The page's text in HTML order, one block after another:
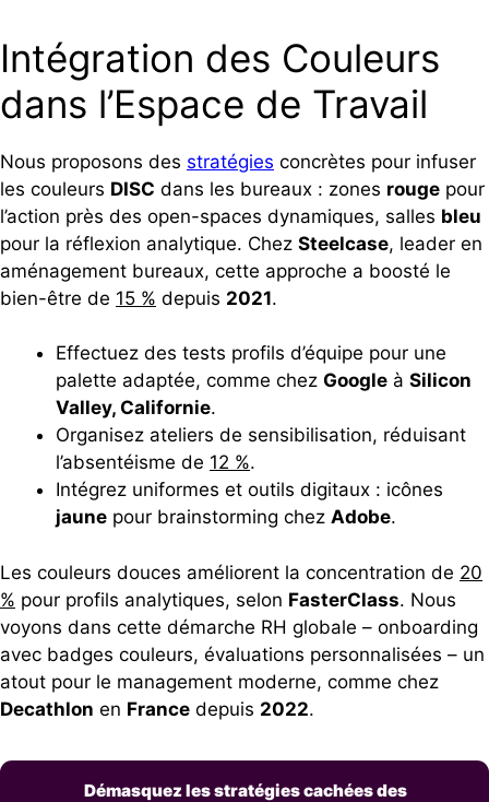
Intégration des Couleurs
dans l’Espace de Travail
Nous proposons des stratégies concrètes pour infuser
les couleurs DISC dans les bureaux : zones rouge pour
l’action près des open-spaces dynamiques, salles bleu
pour la réflexion analytique. Chez Steelcase, leader en
aménagement bureaux, cette approche a boosté le
bien-être de 15 % depuis 2021.
Effectuez des tests profils d’équipe pour une
palette adaptée, comme chez Google à Silicon
Valley, Californie.
Organisez ateliers de sensibilisation, réduisant
l’absentéisme de 12 %.
Intégrez uniformes et outils digitaux : icônes
jaune pour brainstorming chez Adobe.
Les couleurs douces améliorent la concentration de 20
% pour profils analytiques, selon FasterClass. Nous
voyons dans cette démarche RH globale – onboarding
avec badges couleurs, évaluations personnalisées – un
atout pour le management moderne, comme chez
Decathlon en France depuis 2022.
Démasquez les stratégies cachées des